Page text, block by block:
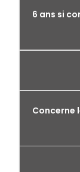
6 ans si
Concerne